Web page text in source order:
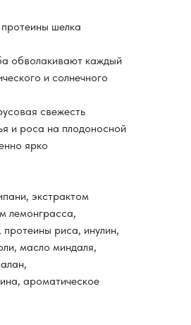
шелка
обволакивают каждый
и солнечного
свежесть
и роса на плодоносной
ярко
экстрактом
лемонграсса,
риса, инулин,
масло миндаля,
ароматическое